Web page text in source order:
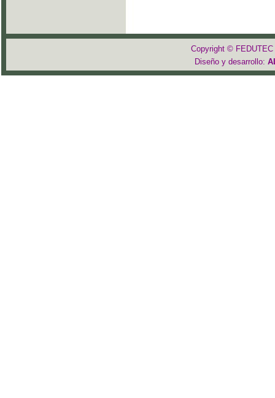
Copyright ©
Diseño y desarrollo: